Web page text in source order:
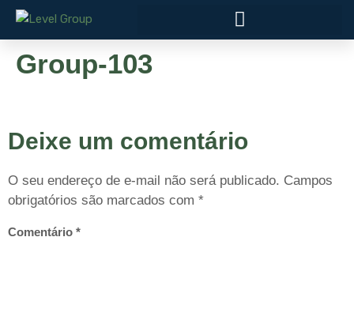
Group-103
Deixe um comentário
O seu endereço de e-mail não será publicado. Campos
obrigatórios são marcados com *
Comentário *